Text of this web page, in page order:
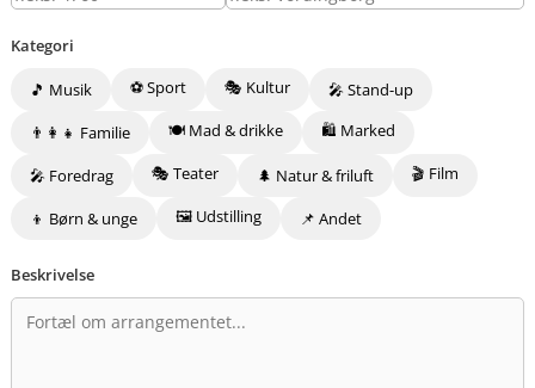
Kategori
🎵 Musik ⚽ Sport 🎭 Kultur
🎤 Stand-up
👨‍👩‍👧 Familie
🍽️ Mad & drikke 🛍️ Marked
🎤 Foredrag 🎭 Teater 🌲 Natur & friluft 🎬 Film
👦 Børn & unge 🖼️ Udstilling 📌 Andet
Beskrivelse